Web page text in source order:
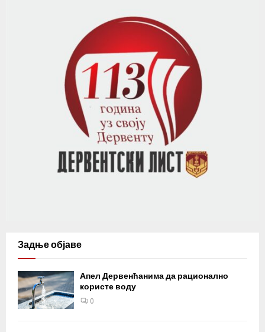
Задње објаве
Апел Дервенћанима да рационално
користе воду
0